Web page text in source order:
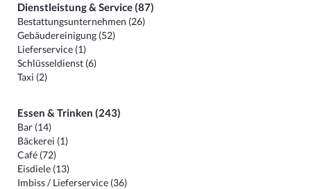
Dienstleistung & Service (87)
Bestattungsunternehmen (26)
Gebäudereinigung (52)
Lieferservice (1)
Schlüsseldienst (6)
Taxi (2)
Essen & Trinken (243)
Bar (14)
Bäckerei (1)
Café (72)
Eisdiele (13)
Imbiss / Lieferservice (36)